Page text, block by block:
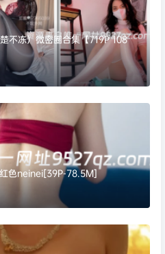
不冻）微密圈合集【719P 108
色neinei[39P-78.5M]